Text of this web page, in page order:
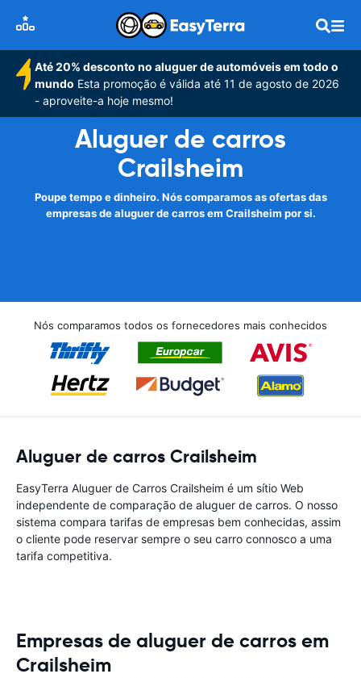
Até 20% desconto no aluguer de automóveis em todo o
mundo Esta promoção é válida até 11 de agosto de 2026
- aproveite-a hoje mesmo!
Aluguer de carros
Crailsheim
Poupe tempo e dinheiro. Nós comparamos as ofertas das
empresas de aluguer de carros em Crailsheim por si.
Nós comparamos todos os fornecedores mais conhecidos
Aluguer de carros Crailsheim
EasyTerra Aluguer de Carros Crailsheim é um sítio Web
independente de comparação de aluguer de carros. O nosso
sistema compara tarifas de empresas bem conhecidas, assim
o cliente pode reservar sempre o seu carro connosco a uma
tarifa competitiva.
Empresas de aluguer de carros em
Crailsheim